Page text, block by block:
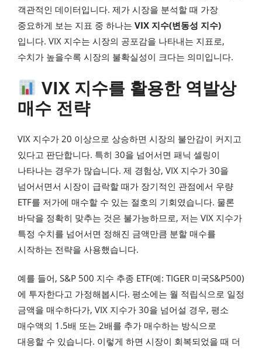
객관적인 데이터입니다. 제가 시장을 분석할 때 가장
중요하게 보는 지표 중 하나는 VIX 지수(변동성 지수)
입니다. VIX 지수는 시장의 공포감을 나타내는 지표로,
수치가 높을수록 시장의 불확실성이 크다는 의미입니다.
VIX 지수를 활용한 역발상
매수 전략
VIX 지수가 20 이상으로 상승하면 시장의 불안감이 커지고
있다고 판단합니다. 특히 30을 넘어서면 패닉 셀링이
나타나는 경우가 많습니다. 제 경험상, VIX 지수가 30을
넘어서면서 시장이 급락할 때가 장기적인 관점에서 우량
ETF를 저가에 매수할 수 있는 절호의 기회였습니다. 물론
바닥을 정확히 맞추는 것은 불가능하므로, 저는 VIX 지수가
특정 수치를 넘어서면 정해진 금액만큼 분할 매수를
시작하는 전략을 사용했습니다.
예를 들어, S&P 500 지수 추종 ETF(예: TIGER 미국S&P500)
에 투자한다고 가정해봅시다. 평소에는 월 적립식으로 일정
금액을 매수하다가, VIX 지수가 30을 넘어설 경우, 평소
매수액의 1.5배 또는 2배를 추가 매수하는 방식으로
대응할 수 있습니다. 이렇게 하면 시장이 회복되었을 때 더